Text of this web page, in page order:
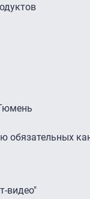
обязательных
видео"